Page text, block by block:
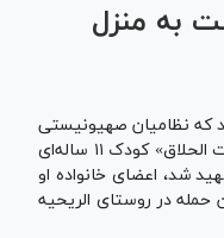
به منزل
که نظامیان صهیونیستی
با محاصره و تفتیش منزل «محمد بجهت الحلاق» کودک ۱۱ ساله‌ای
شد، اعضای خانواده او
حمله در روستای الریحیه